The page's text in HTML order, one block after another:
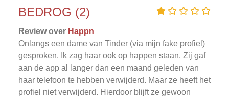
BEDROG (2)
Review over Happn
Onlangs een dame van Tinder (via mijn fake profiel)
gesproken. Ik zag haar ook op happen staan. Zij gaf
aan de app al langer dan een maand geleden van
haar telefoon te hebben verwijderd. Maar ze heeft het
profiel niet verwijderd. Hierdoor blijft ze gewoon